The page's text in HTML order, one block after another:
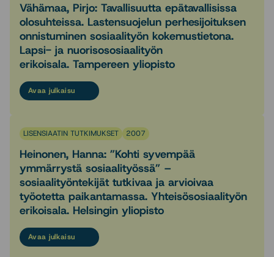
Vähämaa, Pirjo: Tavallisuutta epätavallisissa
olosuhteissa. Lastensuojelun perhesijoituksen
onnistuminen sosiaalityön kokemustietona.
Lapsi- ja nuorisososiaalityön
erikoisala. Tampereen yliopisto
Avaa julkaisu
LISENSIAATIN TUTKIMUKSET 2007
Heinonen, Hanna: ”Kohti syvempää
ymmärrystä sosiaalityössä” –
sosiaalityöntekijät tutkivaa ja arvioivaa
työotetta paikantamassa. Yhteisösosiaalityön
erikoisala. Helsingin yliopisto
Avaa julkaisu